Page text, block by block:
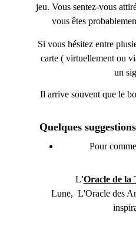
jeu. Vous sentez-vous
vous êtes
Si vous hésitez entre
carte ( virtuellement ou
un
Il arrive souvent que le
Quelques
Pour
             L
'Oracle de la
Lune,  L'Oracle des